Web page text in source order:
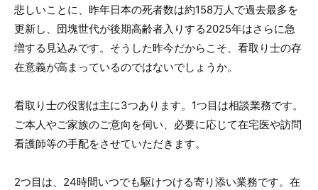
悲しいことに、昨年日本の死者数は約158万人で過去最多を
更新し、団塊世代が後期高齢者入りする2025年はさらに急
増する見込みです。そうした昨今だからこそ、看取り士の存
在意義が高まっているのではないでしょうか。
看取り士の役割は主に3つあります。1つ目は相談業務です。
ご本人やご家族のご意向を伺い、必要に応じて在宅医や訪問
看護師等の手配をさせていただきます。
2つ目は、24時間いつでも駆けつける寄り添い業務です。在